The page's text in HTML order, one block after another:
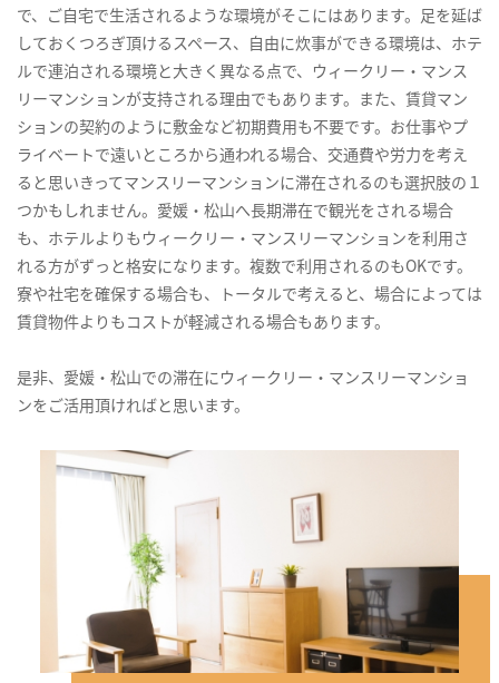
で、ご自宅で生活されるような環境がそこにはあります。足を延ば
しておくつろぎ頂けるスペース、自由に炊事ができる環境は、ホテ
ルで連泊される環境と大きく異なる点で、ウィークリー・マンス
リーマンションが支持される理由でもあります。また、賃貸マン
ションの契約のように敷金など初期費用も不要です。お仕事やプ
ライベートで遠いところから通われる場合、交通費や労力を考え
ると思いきってマンスリーマンションに滞在されるのも選択肢の１
つかもしれません。愛媛・松山へ長期滞在で観光をされる場合
も、ホテルよりもウィークリー・マンスリーマンションを利用さ
れる方がずっと格安になります。複数で利用されるのもOKです。
寮や社宅を確保する場合も、トータルで考えると、場合によっては
賃貸物件よりもコストが軽減される場合もあります。
是非、愛媛・松山での滞在にウィークリー・マンスリーマンショ
ンをご活用頂ければと思います。